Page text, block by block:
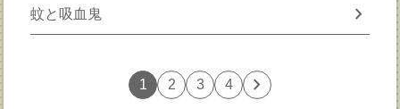
蚊と吸血鬼 chevron_right
1 2 3 4 chevron_right